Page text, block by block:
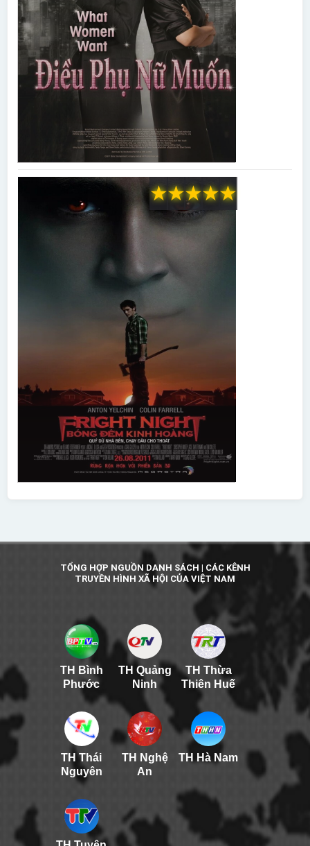
★
★
★
★
★
TỔNG HỢP NGUỒN DANH SÁCH | CÁC KÊNH
TRUYỀN HÌNH XÃ HỘI CỦA VIỆT NAM
TH Bình
Phước
TH Quảng
Ninh
TH Thừa
Thiên Huế
TH Thái
Nguyên
TH Nghệ
An
TH Hà Nam